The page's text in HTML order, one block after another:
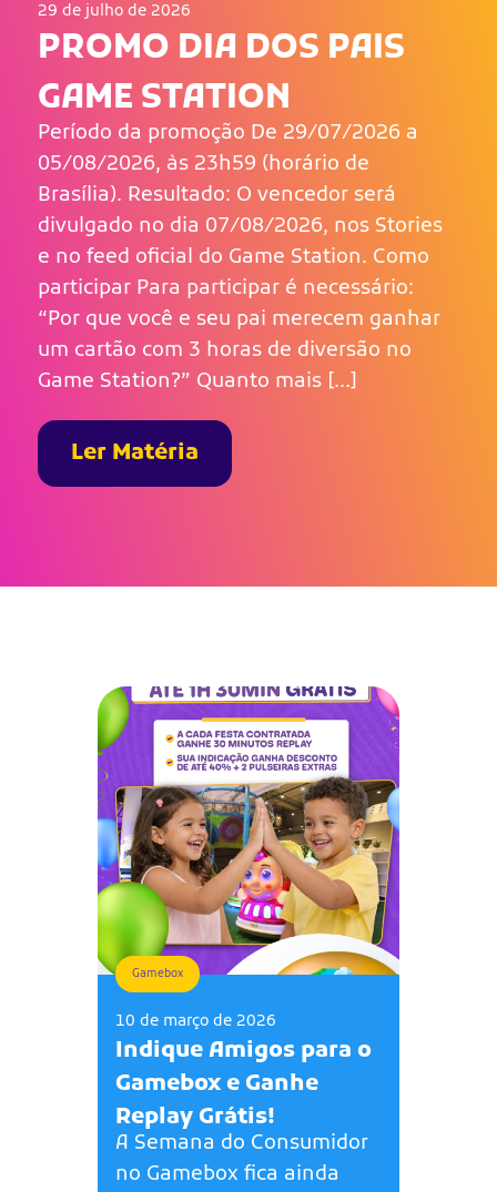
29 de julho de 2026
PROMO DIA DOS PAIS
GAME STATION
Período da promoção De 29/07/2026 a
05/08/2026, às 23h59 (horário de
Brasília). Resultado: O vencedor será
divulgado no dia 07/08/2026, nos Stories
e no feed oficial do Game Station. Como
participar Para participar é necessário:
“Por que você e seu pai merecem ganhar
um cartão com 3 horas de diversão no
Game Station?” Quanto mais […]
Ler Matéria
Gamebox
10 de março de 2026
Indique Amigos para o
Gamebox e Ganhe
Replay Grátis!
A Semana do Consumidor
no Gamebox fica ainda